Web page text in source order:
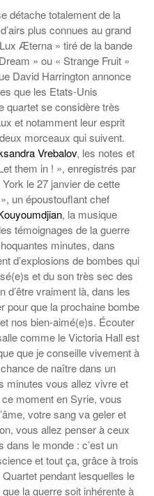
détache totalement de la
plus connues au grand
Æterna » tiré de la bande
» ou « Strange Fruit »
David Harrington annonce
que les Etats-Unis
quartet se considère très
et notamment leur esprit
morceaux qui suivent.
Vrebalov, les notes et
them in ! », enregistrés par
York le 27 janvier de cette
un époustouflant chef
, la musique
témoignages de la guerre
minutes, dans
d’explosions de bombes qui
et du son très sec des
d’être vraiment là, dans les
pour que la prochaine bombe
nos bien-aimé(e)s. Écouter
comme le Victoria Hall est
que je conseille vivement à
de naître dans un
minutes vous allez vivre et
moment en Syrie, vous
votre sang va geler et
vous allez penser à ceux
le monde : c’est un
et tout ça, grâce à trois
pendant lesquelles le
la guerre soit inhérente à